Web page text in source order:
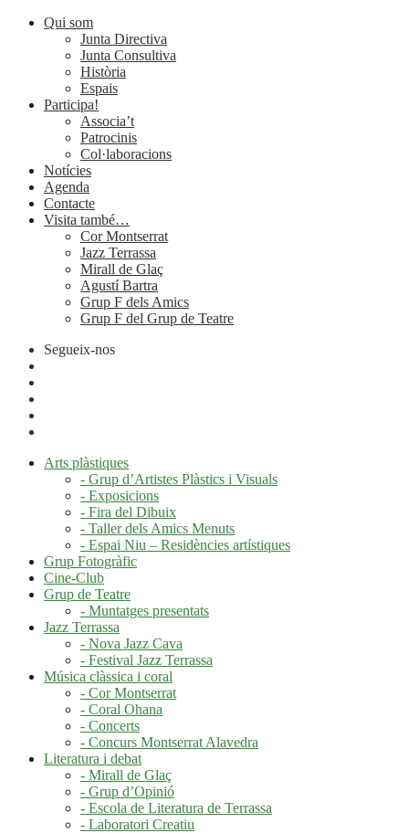
Qui som
Junta Directiva
Junta Consultiva
Història
Espais
Participa!
Associa’t
Patrocinis
Col·laboracions
Notícies
Agenda
Contacte
Visita també…
Cor Montserrat
Jazz Terrassa
Mirall de Glaç
Agustí Bartra
Grup F dels Amics
Grup F del Grup de Teatre
Segueix-nos
Arts plàstiques
- Grup d’Artistes Plàstics i Visuals
- Exposicions
- Fira del Dibuix
- Taller dels Amics Menuts
- Espai Niu – Residències artístiques
Grup Fotogràfic
Cine-Club
Grup de Teatre
- Muntatges presentats
Jazz Terrassa
- Nova Jazz Cava
- Festival Jazz Terrassa
Música clàssica i coral
- Cor Montserrat
- Coral Ohana
- Concerts
- Concurs Montserrat Alavedra
Literatura i debat
- Mirall de Glaç
- Grup d’Opinió
- Escola de Literatura de Terrassa
- Laboratori Creatiu